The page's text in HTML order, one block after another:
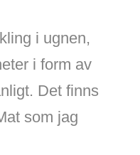
i ugnen,
i form av
Det finns
som jag